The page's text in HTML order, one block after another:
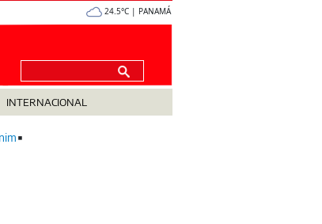
24.5°C | PANAMÁ
INTERNACIONAL